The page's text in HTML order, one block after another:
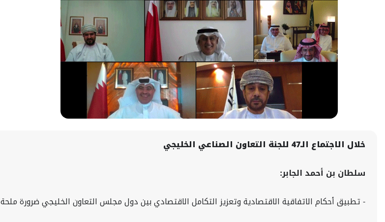
خلال الاجتماع الـ47 للجنة التعاون الصناعي الخليجي
سلطان بن أحمد الجابر:
- تطبيق أحكام الاتفاقية الاقتصادية وتعزيز التكامل الاقتصادي بين دول مجلس التعاون الخليجي ضرورة ملحة